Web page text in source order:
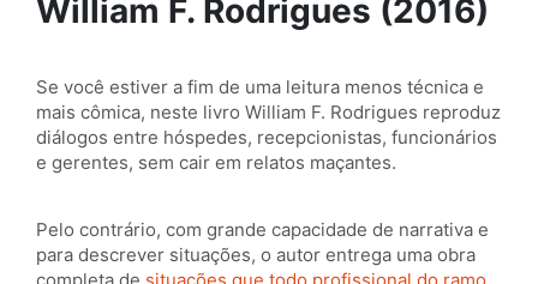
William F. Rodrigues (2016)
Se você estiver a fim de uma leitura menos técnica e
mais cômica, neste livro William F. Rodrigues reproduz
diálogos entre hóspedes, recepcionistas, funcionários
e gerentes, sem cair em relatos maçantes.
Pelo contrário, com grande capacidade de narrativa e
para descrever situações, o autor entrega uma obra